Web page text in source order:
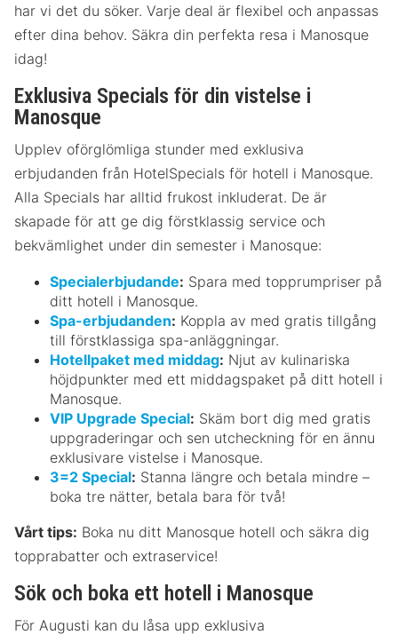
har vi det du söker. Varje deal är flexibel och anpassas
efter dina behov. Säkra din perfekta resa i Manosque
idag!
Exklusiva Specials för din vistelse i
Manosque
Upplev oförglömliga stunder med exklusiva
erbjudanden från HotelSpecials för hotell i Manosque.
Alla Specials har alltid frukost inkluderat. De är
skapade för att ge dig förstklassig service och
bekvämlighet under din semester i Manosque:
Specialerbjudande: Spara med topprumpriser på
ditt hotell i Manosque.
Spa-erbjudanden: Koppla av med gratis tillgång
till förstklassiga spa-anläggningar.
Hotellpaket med middag: Njut av kulinariska
höjdpunkter med ett middagspaket på ditt hotell i
Manosque.
VIP Upgrade Special: Skäm bort dig med gratis
uppgraderingar och sen utcheckning för en ännu
exklusivare vistelse i Manosque.
3=2 Special: Stanna längre och betala mindre –
boka tre nätter, betala bara för två!
Vårt tips: Boka nu ditt Manosque hotell och säkra dig
topprabatter och extraservice!
Sök och boka ett hotell i Manosque
För Augusti kan du låsa upp exklusiva